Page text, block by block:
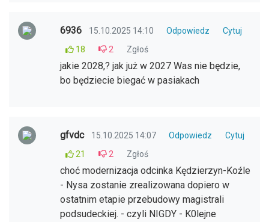
6936 15.10.2025 14:10 Odpowiedz
Cytuj
18
2 Zgłoś
jakie 2028,? jak już w 2027 Was nie będzie,
bo będziecie biegać w pasiakach
gfvdc 15.10.2025 14:07 Odpowiedz
Cytuj
21
2 Zgłoś
choć modernizacja odcinka Kędzierzyn-Koźle
- Nysa zostanie zrealizowana dopiero w
ostatnim etapie przebudowy magistrali
podsudeckiej. - czyli NIGDY - K0lejne